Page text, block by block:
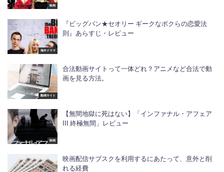
映画
海外ドラマ
『ビッグバン★セオリー ギークなボクらの恋愛法
則』あらすじ・レビュー
動画サイト
合法動画サイトって一体どれ？アニメなど合法で動
画を見る方法。
映画
【無間地獄に死はない】「インファナル・アフェア
III 終極無間」レビュー
映画配信サブスクを利用するにあたって、意外と削
れる経費